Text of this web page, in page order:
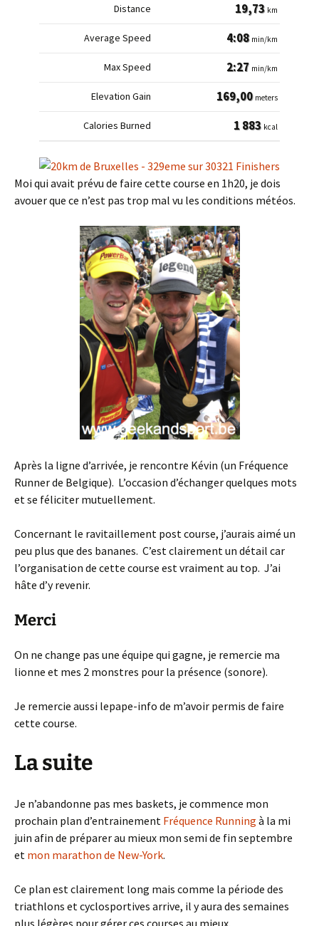
19,73 km
4:08 min/km
2:27 min/km
169,00 meters
1 883 kcal
Moi qui avait prévu de faire cette course en 1h20, je dois
avouer que ce n’est pas trop mal vu les conditions météos.
Après la ligne d’arrivée, je rencontre Kévin (un Fréquence
Runner de Belgique). L’occasion d’échanger quelques mots
et se féliciter mutuellement.
Concernant le ravitaillement post course, j’aurais aimé un
peu plus que des bananes. C’est clairement un détail car
l’organisation de cette course est vraiment au top. J’ai
hâte d’y revenir.
Merci
On ne change pas une équipe qui gagne, je remercie ma
lionne et mes 2 monstres pour la présence (sonore).
Je remercie aussi lepape-info de m’avoir permis de faire
cette course.
La suite
Je n’abandonne pas mes baskets, je commence mon
prochain plan d’entrainement Fréquence Running à la mi
juin afin de préparer au mieux mon semi de fin septembre
et mon marathon de New-York.
Ce plan est clairement long mais comme la période des
triathlons et cyclosportives arrive, il y aura des semaines
plus légères pour gérer ces courses au mieux.